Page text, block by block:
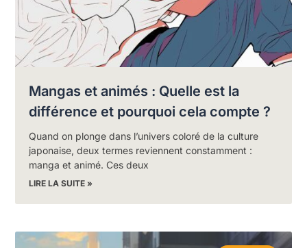
Mangas et animés : Quelle est la
différence et pourquoi cela compte ?
Quand on plonge dans l’univers coloré de la culture
japonaise, deux termes reviennent constamment :
manga et animé. Ces deux
LIRE LA SUITE »